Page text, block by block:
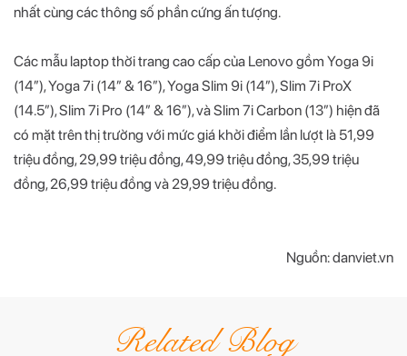
nhất cùng các thông số phần cứng ấn tượng.
Các mẫu laptop thời trang cao cấp của Lenovo gồm Yoga 9i
(14”), Yoga 7i (14” & 16”), Yoga Slim 9i (14”), Slim 7i ProX
(14.5”), Slim 7i Pro (14” & 16”), và Slim 7i Carbon (13”) hiện đã
có mặt trên thị trường với mức giá khởi điểm lần lượt là 51,99
triệu đồng, 29,99 triệu đồng, 49,99 triệu đồng, 35,99 triệu
đồng, 26,99 triệu đồng và 29,99 triệu đồng.
Nguồn: danviet.vn
Related Blog